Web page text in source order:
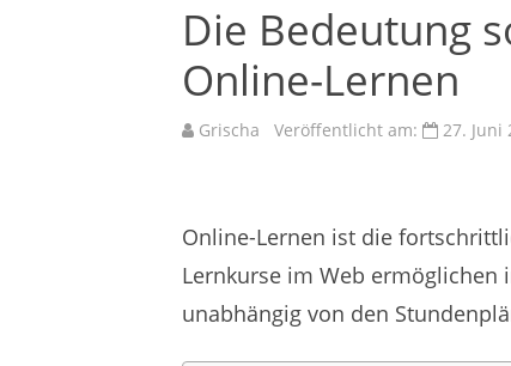
Die Bedeutung
Online-Lernen
Grischa Veröffentlicht am: 27. Juni
Online-Lernen ist die
Lernkurse im Web
unabhängig von den